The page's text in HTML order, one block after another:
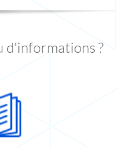
d'informations ?